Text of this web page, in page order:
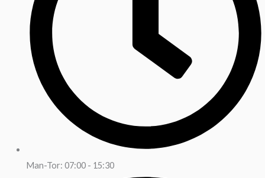
Man-Tor: 07:00 - 15:30